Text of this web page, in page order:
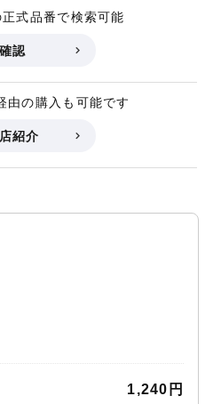
式品番で検索可能
認
由の購入も可能です
紹介
1,240円